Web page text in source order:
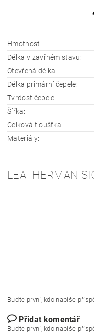
Hmotnost:
Délka v zavřném stavu:
Otevřená délka:
Délka primární čepele:
Tvrdost čepele:
Šířka:
Celková tloušťka:
Materiály:
LEATHERMAN
Buďte první, kdo napíše
Přidat komentář
Buďte první, kdo napíše